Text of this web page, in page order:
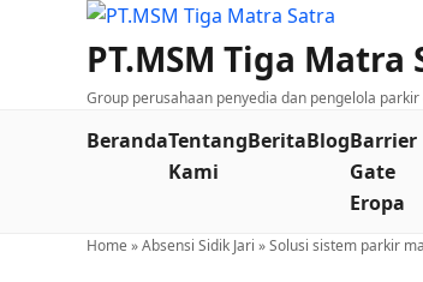
PT.MSM Tiga Matra
Group perusahaan penyedia dan pengelola
BerandaTentang
Kami
BeritaBlogBarrier
Gate
Eropa
Home »Absensi Sidik Jari »Solusi sistem parkir